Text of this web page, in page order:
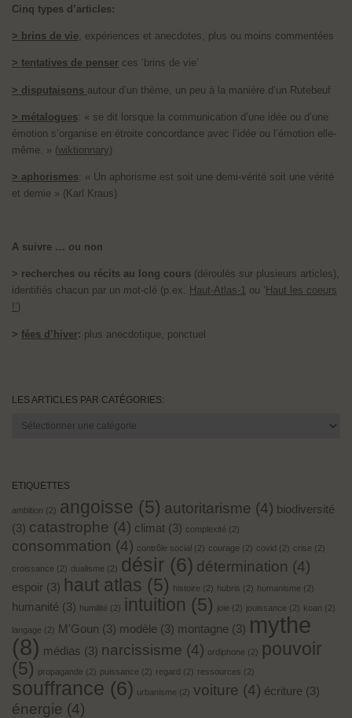
Cinq types d’articles:
> brins de vie, expériences et anecdotes, plus ou moins commentées
> tentatives de penser ces ‘brins de vie’
> disputaisons autour d’un thème, un peu à la manière d’un Rutebeuf
> métalogues: « se dit lorsque la communication d’une idée ou d’une
émotion s’organise en étroite concordance avec l’idée ou l’émotion elle-
même. » (wiktionnary)
> aphorismes: « Un aphorisme est soit une demi-vérité soit une vérité
et demie » (Karl Kraus)
A suivre … ou non
> recherches ou récits au long cours (déroulés sur plusieurs articles),
identifiés chacun par un mot-clé (p.ex. Haut-Atlas-1 ou ‘ Haut les coeurs
!’)
> fées d’hiver: plus anecdotique, ponctuel
LES ARTICLES PAR CATÉGORIES:
Les
ETIQUETTES
ambition (2) angoisse (5) autoritarisme (4) biodiversité
(3) catastrophe (4) climat (3) complexité (2)
consommation (4) contrôle social (2) courage (2) covid (2) crise (2)
croissance (2) dualisme (2) désir (6) détermination (4)
espoir (3) haut atlas (5) histoire (2) hubris (2) humanisme (2)
humanité (3) humilité (2) intuition (5) joie (2) jouissance (2) koan (2)
langage (2) M'Goun (3) modèle (3) montagne (3) mythe
(8) médias (3) narcissisme (4) ordiphone (2) pouvoir
(5) propagande (2) puissance (2) regard (2) ressources (2)
souffrance (6) urbanisme (2) voiture (4) écriture (3)
énergie (4)